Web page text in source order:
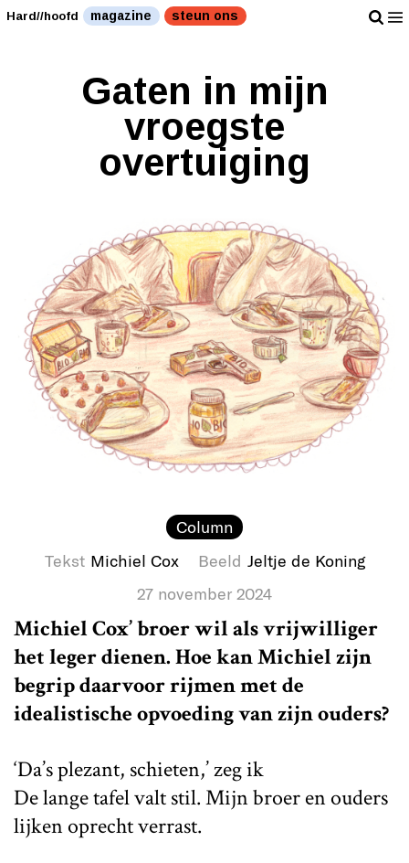
Hard//hoofd magazine steun ons
Gaten in mijn
vroegste
overtuiging
Column
Tekst Michiel Cox Beeld Jeltje de Koning
27 november 2024
Michiel Cox’ broer wil als vrijwilliger
het leger dienen. Hoe kan Michiel zijn
begrip daarvoor rijmen met de
idealistische opvoeding van zijn ouders?
‘Da’s plezant, schieten,’ zeg ik
De lange tafel valt stil. Mijn broer en ouders
lijken oprecht verrast.